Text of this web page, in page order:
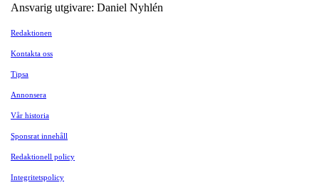
Ansvarig utgivare: Daniel Nyhlén
Redaktionen
Kontakta oss
Tipsa
Annonsera
Vår historia
Sponsrat innehåll
Redaktionell policy
Integritetspolicy